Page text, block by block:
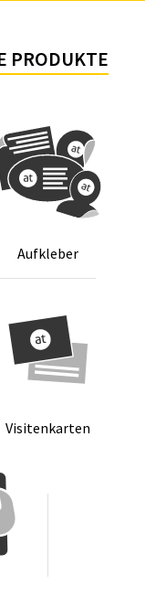
PRODUKTE
Auf­kle­ber
Vi­si­ten­kar­ten